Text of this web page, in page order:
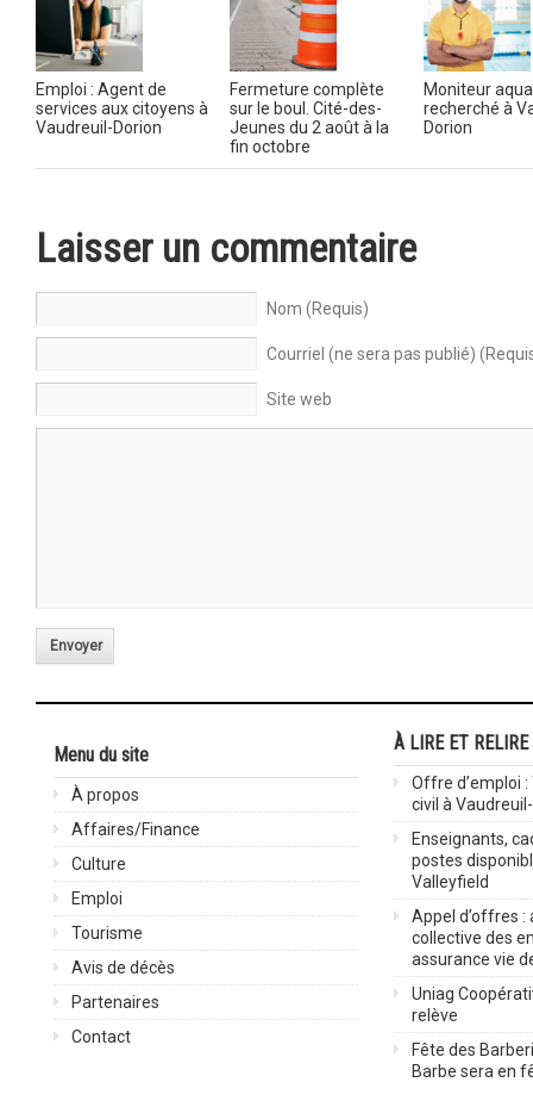
Emploi : Agent de
services aux citoyens à
Vaudreuil-Dorion
Fermeture complète
sur le boul. Cité-des-
Jeunes du 2 août à la
fin octobre
Moniteur
recherché à
Dorion
Laisser un commentaire
Nom (Requis)
Courriel (ne sera pas publié)
Site web
Envoyer
Menu du site
À propos
Affaires/Finance
Culture
Emploi
Tourisme
Avis de décès
Partenaires
Contact
À LIRE ET RELIRE
Offre d’emploi
civil à
Enseignants,
postes
Valleyfield
Appel d’offres :
collective des
assurance vie
Uniag
relève
Fête des
Barbe sera en